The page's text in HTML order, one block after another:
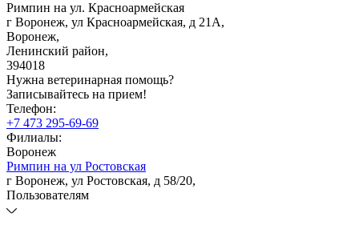
Римпин на ул. Красноармейская
г Воронеж, ул Красноармейская, д 21А,
Воронеж,
Ленинский район,
394018
Нужна ветеринарная помощь?
Записывайтесь на прием!
Телефон:
+7 473 295-69-69
Филиалы:
Воронеж
Римпин на ул Ростовская
г Воронеж, ул Ростовская, д 58/20,
Пользователям